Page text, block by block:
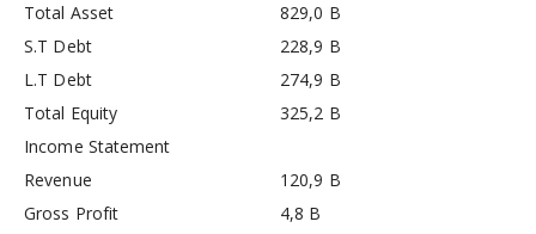
Total Asset
829,0 B
S.T Debt
228,9 B
L.T Debt
274,9 B
Total Equity
325,2 B
Income Statement
Revenue
120,9 B
Gross Profit
4,8 B